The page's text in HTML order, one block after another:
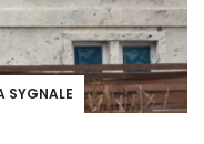
SYGNALE